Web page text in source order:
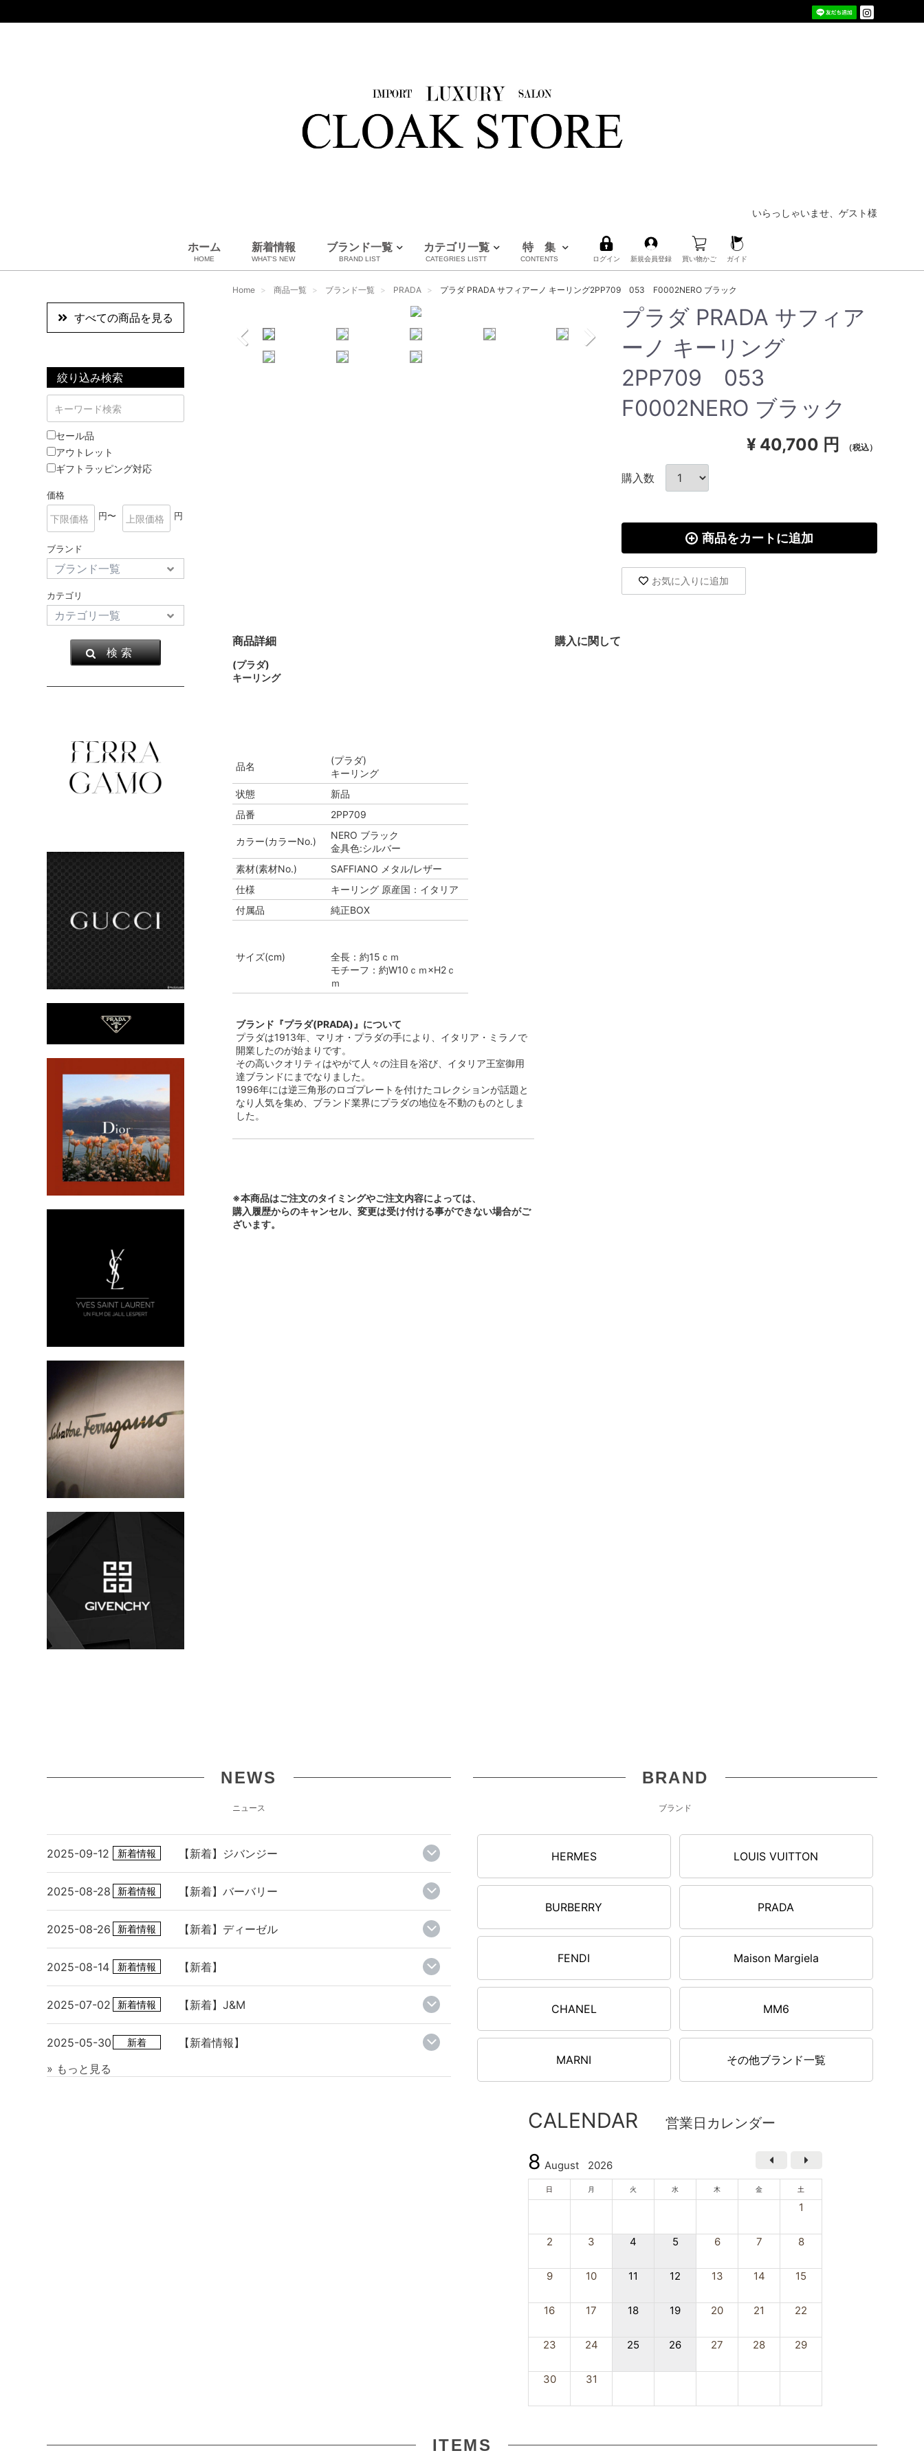
いらっしゃいませ、ゲスト様
ホーム
HOME
新着情報
WHAT'S NEW
ブランド一覧
BRAND LIST
エルメス
ルイヴィトン
バーバリー
プラダ
フェンディ
メゾンマルジェラ
シャネル
エムエムシックス
マルニ
全てのブランドを見る
カテゴリ一覧
CATEGRIES LISTT
コート、上着
雑貨・その他
バッグ＆ポーチ
アロマ＆フレグランス
特 集
CONTENTS ログイン 新規会員登録 買い物かご ガイド
Home 商品一覧 ブランド一覧 PRADA プラダ PRADA サフィアーノ キーリング2PP709 053 F0002NERO ブラック
すべての商品を見る
絞り込み検索
セール品
アウトレット
ギフトラッピング対応
価格
円〜
円
ブランド
カテゴリ
検 索
プラダ PRADA サフィア
ーノ キーリング
2PP709 053
F0002NERO ブラック
¥ 40,700 円 （税込）
購入数
商品をカートに追加
お気に入りに追加
商品詳細 購入に関して
(プラダ)
キーリング
品名
(プラダ)
キーリング
状態
新品
品番
2PP709
カラー(カラーNo.)
NERO ブラック
金具色:シルバー
素材(素材No.)
SAFFIANO メタル/レザー
仕様
キーリング 原産国：イタリア
付属品
純正BOX
サイズ(cm)
全長：約15ｃｍ
モチーフ：約W10ｃｍ×H2ｃ
ｍ
ブランド『プラダ(PRADA)』について
プラダは1913年、マリオ・プラダの手により、イタリア・ミラノで
開業したのが始まりです。
その高いクオリティはやがて人々の注目を浴び、イタリア王室御用
達ブランドにまでなりました。
1996年には逆三角形のロゴプレートを付けたコレクションが話題と
なり人気を集め、ブランド業界にプラダの地位を不動のものとしま
した。
※本商品はご注文のタイミングやご注文内容によっては、
購入履歴からのキャンセル、変更は受け付ける事ができない場合がご
ざいます。
NEWS
ニュース
2025-09-12 新着情報 【新着】ジバンジー
2025-08-28 新着情報 【新着】バーバリー
2025-08-26 新着情報 【新着】ディーゼル
2025-08-14 新着情報 【新着】
2025-07-02 新着情報 【新着】J&M
2025-05-30 新着
【新着情報】
» もっと見る
BRAND
ブランド
HERMES LOUIS VUITTON
BURBERRY PRADA
FENDI Maison Margiela
CHANEL MM6
MARNI その他ブランド一覧
CALENDAR 営業日カレンダー
8 August 2026
日 月 火 水 木 金 土
1
2 3 4 5 6 7 8
9 10 11 12 13 14 15
16 17 18 19 20 21 22
23 24 25 26 27 28 29
30 31
ITEMS